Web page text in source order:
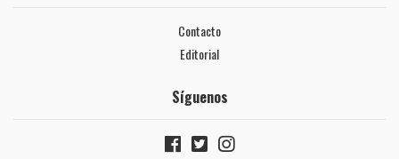
Contacto
Editorial
Síguenos